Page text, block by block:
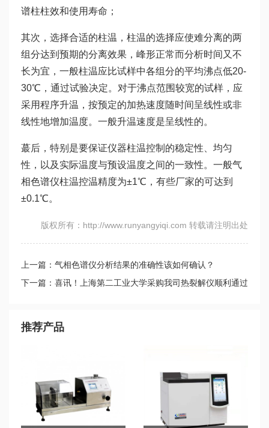
谱柱柱效和使用寿命；
其次，选择合适的柱温，柱温的选择应使难分离的两
组分达到预期的分离效果，峰形正常而分析时间又不
长为宜，一般柱温应比试样中各组分的平均沸点低20-
30℃，通过试验决定。对于沸点范围较宽的试样，应
采用程序升温，按预定的加热速度随时间呈线性或非
线性地增加温度。一般升温速度是呈线性的。
蕞后，特别是要保证仪器柱温控制的稳定性、均匀
性，以及实际温度与预设温度之间的一致性。一般气
相色谱仪柱温控温精度为±1℃，有些厂家的可达到
±0.1℃。
版权所有：http://www.runyangyiqi.com 转载请注明出处
上一篇：气相色谱仪分析结果的准确性该如何确认？
下一篇：喜讯！上海第二工业大学采购我司热裂解仪顺利通过
推荐产品